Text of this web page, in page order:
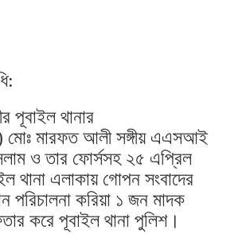
পূবাইল থানার
মোঃ মারফত আলী সঙ্গীয় এএসআই
ও তার ফোর্সসহ ২৫ এপ্রিল
থানা এলাকায় গোপন সংবাদের
পরিচালনা করিয়া ১ জন মাদক
করে পূবাইল থানা পুলিশ।